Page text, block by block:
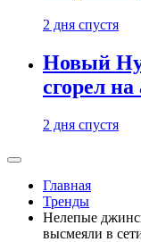
2 дня спустя
Новый
сгорел
2 дня спустя
Главная
Тренды
Нелепые
высмеяли в